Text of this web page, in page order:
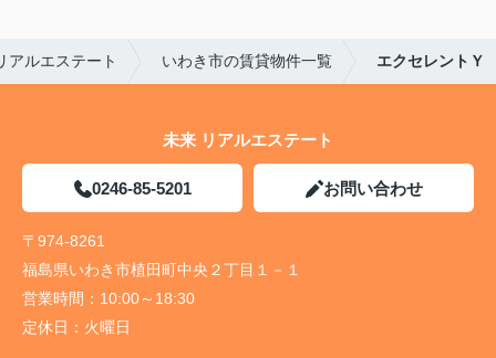
アルエステート いわき市の賃貸物件一覧 エクセレントＹ
未来 リアルエステート
0246-85-5201 お問い合わせ
〒974-8261
福島県いわき市植田町中央２丁目１－１
営業時間： 10:00～18:30
定休日： 火曜日